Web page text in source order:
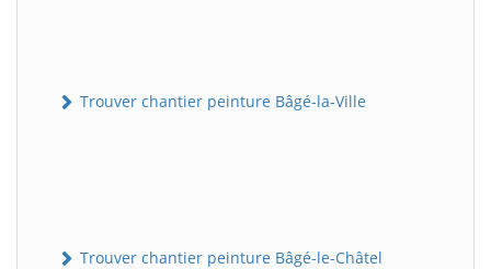
Trouver chantier peinture Bâgé-la-Ville
Trouver chantier peinture Bâgé-le-Châtel